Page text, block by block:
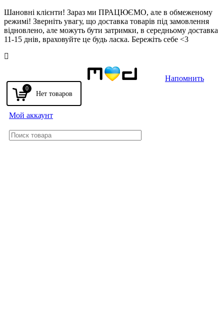
Шановні клієнти! Зараз ми ПРАЦЮЄМО, але в обмеженому
режимі! Зверніть увагу, що доставка товарів під замовлення
відновлено, але можуть бути затримки, в середньому доставка
11-15 днів, враховуйте це будь ласка. Бережіть себе <3
0
Мой аккаунт
Напомнить